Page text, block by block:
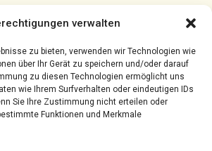
verwalten
zu bieten, verwenden wir Technologien wie
über Ihr Gerät zu speichern und/oder darauf
zu diesen Technologien ermöglicht uns
wie Ihrem Surfverhalten oder eindeutigen IDs
Sie Ihre Zustimmung nicht erteilen oder
Funktionen und Merkmale
Schreibservice